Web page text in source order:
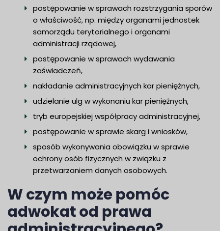
postępowanie w sprawach rozstrzygania sporów
o właściwość, np. między organami jednostek
samorządu terytorialnego i organami
administracji rządowej,
postępowanie w sprawach wydawania
zaświadczeń,
nakładanie administracyjnych kar pieniężnych,
udzielanie ulg w wykonaniu kar pieniężnych,
tryb europejskiej współpracy administracyjnej,
postępowanie w sprawie skarg i wniosków,
sposób wykonywania obowiązku w sprawie
ochrony osób fizycznych w związku z
przetwarzaniem danych osobowych.
W czym może pomóc
adwokat od prawa